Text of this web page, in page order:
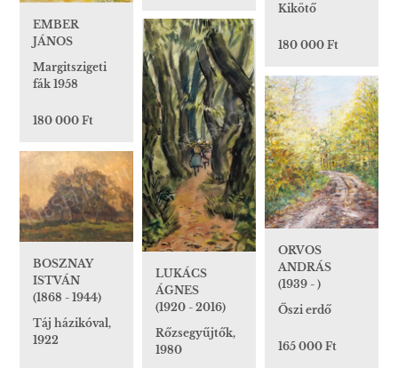
EMBER
JÁNOS
Margitszigeti
fák 1958
180 000 Ft
Kikötő
180 000 Ft
LUKÁCS
ÁGNES
(1920 - 2016)
Rőzsegyűjtők,
1980
ORVOS
ANDRÁS
(1939 - )
Őszi erdő
165 000 Ft
BOSZNAY
ISTVÁN
(1868 - 1944)
Táj házikóval,
1922